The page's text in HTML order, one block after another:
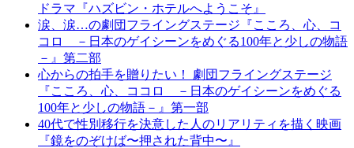
ドラマ『ハズビン・ホテルへようこそ』
涙、涙…の劇団フライングステージ『こころ、心、コ
コロ －日本のゲイシーンをめぐる100年と少しの物語
－』第二部
心からの拍手を贈りたい！ 劇団フライングステージ
『こころ、心、ココロ －日本のゲイシーンをめぐる
100年と少しの物語－』第一部
40代で性別移行を決意した人のリアリティを描く映画
『鏡をのぞけば〜押された背中〜』